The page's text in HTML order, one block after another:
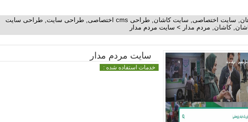
, سایت اختصاصی, سایت کاشان, طراحی cms اختصاصی , طراحی سایت, طراحی سایت
,کاشان, مردم مدار > سایت مردم مدار
سایت مردم مدار
خدمات استفاده شده :